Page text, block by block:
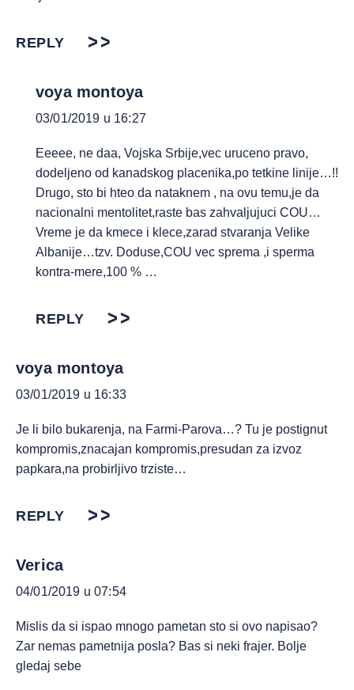
REPLY
voya montoya
03/01/2019 u 16:27
Eeeee, ne daa, Vojska Srbije,vec uruceno pravo,
dodeljeno od kanadskog placenika,po tetkine linije…!!
Drugo, sto bi hteo da nataknem , na ovu temu,je da
nacionalni mentolitet,raste bas zahvaljujuci COU…
Vreme je da kmece i klece,zarad stvaranja Velike
Albanije…tzv. Doduse,COU vec sprema ,i sperma
kontra-mere,100 % …
REPLY
voya montoya
03/01/2019 u 16:33
Je li bilo bukarenja, na Farmi-Parova…? Tu je postignut
kompromis,znacajan kompromis,presudan za izvoz
papkara,na probirljivo trziste…
REPLY
Verica
04/01/2019 u 07:54
Mislis da si ispao mnogo pametan sto si ovo napisao?
Zar nemas pametnija posla? Bas si neki frajer. Bolje
gledaj sebe